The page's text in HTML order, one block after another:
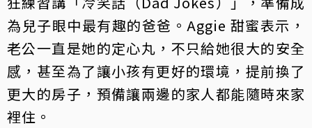
為兒子眼中最有趣的爸爸。Aggie 甜蜜表示，
老公一直是她的定心丸，不只給她很大的安全
感，甚至為了讓小孩有更好的環境，提前換了
更大的房子，預備讓兩邊的家人都能隨時來家
裡住。